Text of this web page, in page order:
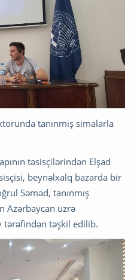
tanınmış simalarla
təsisçilərindən Elşad
beynəlxalq bazarda bir
Səməd, tanınmış
Azərbaycan üzrə
təşkil edilib.